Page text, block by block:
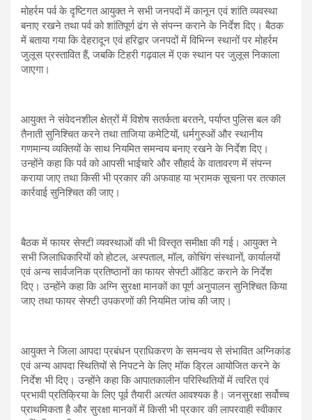
मोहर्रम पर्व के दृष्टिगत आयुक्त ने सभी जनपदों में कानून एवं शांति व्यवस्था
बनाए रखने तथा पर्व को शांतिपूर्ण ढंग से संपन्न कराने के निर्देश दिए। बैठक
में बताया गया कि देहरादून एवं हरिद्वार जनपदों में विभिन्न स्थानों पर मोहर्रम
जुलूस प्रस्तावित हैं, जबकि टिहरी गढ़वाल में एक स्थान पर जुलूस निकाला
जाएगा।
आयुक्त ने संवेदनशील क्षेत्रों में विशेष सतर्कता बरतने, पर्याप्त पुलिस बल की
तैनाती सुनिश्चित करने तथा ताजिया कमेटियों, धर्मगुरुओं और स्थानीय
गणमान्य व्यक्तियों के साथ नियमित समन्वय बनाए रखने के निर्देश दिए।
उन्होंने कहा कि पर्व को आपसी भाईचारे और सौहार्द के वातावरण में संपन्न
कराया जाए तथा किसी भी प्रकार की अफवाह या भ्रामक सूचना पर तत्काल
कार्रवाई सुनिश्चित की जाए।
बैठक में फायर सेफ्टी व्यवस्थाओं की भी विस्तृत समीक्षा की गई। आयुक्त ने
सभी जिलाधिकारियों को होटल, अस्पताल, मॉल, कोचिंग संस्थानों, कार्यालयों
एवं अन्य सार्वजनिक प्रतिष्ठानों का फायर सेफ्टी ऑडिट कराने के निर्देश
दिए। उन्होंने कहा कि अग्नि सुरक्षा मानकों का पूर्ण अनुपालन सुनिश्चित किया
जाए तथा फायर सेफ्टी उपकरणों की नियमित जांच की जाए।
आयुक्त ने जिला आपदा प्रबंधन प्राधिकरण के समन्वय से संभावित अग्निकांड
एवं अन्य आपदा स्थितियों से निपटने के लिए मॉक ड्रिल आयोजित करने के
निर्देश भी दिए। उन्होंने कहा कि आपातकालीन परिस्थितियों में त्वरित एवं
प्रभावी प्रतिक्रिया के लिए पूर्व तैयारी अत्यंत आवश्यक है। जनसुरक्षा सर्वोच्च
प्राथमिकता है और सुरक्षा मानकों में किसी भी प्रकार की लापरवाही स्वीकार